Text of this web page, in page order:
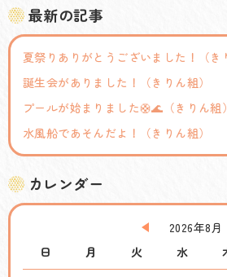
最新の記事
夏祭りありがとうございました！（き
誕生会がありました！（きりん組）
プールが始まりました🛟🌊（きりん組）
水風船であそんだよ！（きりん組）
カレンダー
2026年8月
日
月 火 水